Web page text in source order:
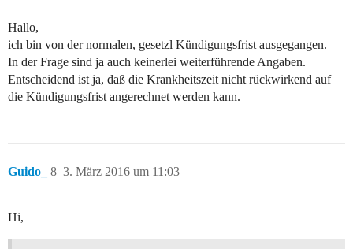
Hallo,
ich bin von der normalen, gesetzl Kündigungsfrist ausgegangen.
In der Frage sind ja auch keinerlei weiterführende Angaben.
Entscheidend ist ja, daß die Krankheitszeit nicht rückwirkend auf
die Kündigungsfrist angerechnet werden kann.
Guido_ 3. März 2016 um 11:03
8
Hi,